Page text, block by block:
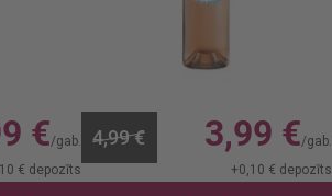
€
€ depozīts
4,99 € 3,99 €
+0,10 € depozīts